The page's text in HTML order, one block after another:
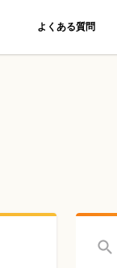
よくある質問